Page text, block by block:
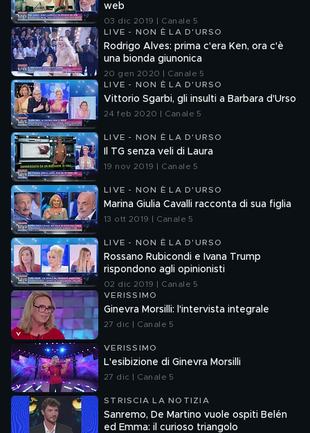
web
03 dic 2019 | Canale 5
LIVE - NON È LA D'URSO
Rodrigo Alves: prima c'era Ken, ora c'è
una bionda giunonica
20 gen 2020 | Canale 5
LIVE - NON È LA D'URSO
Vittorio Sgarbi, gli insulti a Barbara d'Urso
24 feb 2020 | Canale 5
LIVE - NON È LA D'URSO
Il TG senza veli di Laura
19 nov 2019 | Canale 5
LIVE - NON È LA D'URSO
Marina Giulia Cavalli racconta di sua figlia
13 ott 2019 | Canale 5
LIVE - NON È LA D'URSO
Rossano Rubicondi e Ivana Trump
rispondono agli opinionisti
02 dic 2019 | Canale 5
VERISSIMO
Ginevra Morsilli: l'intervista integrale
27 dic | Canale 5
VERISSIMO
L'esibizione di Ginevra Morsilli
27 dic | Canale 5
STRISCIA LA NOTIZIA
Sanremo, De Martino vuole ospiti Belén
ed Emma: il curioso triangolo